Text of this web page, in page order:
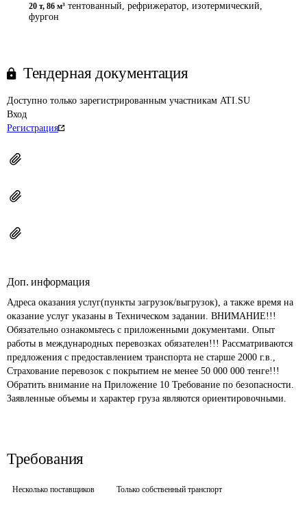
20 т, 86 м³ тентованный, рефрижератор, изотермический,
фургон
Тендерная документация
Доступно только зарегистрированным участникам ATI.SU
Вход
Регистрация
Доп. информация
Адреса оказания услуг(пункты загрузок/выгрузок), а также время на
оказание услуг указаны в Техническом задании. ВНИМАНИЕ!!!
Обязательно ознакомьтесь с приложенными документами. Опыт
работы в международных перевозках обязателен!!! Рассматриваются
предложения с предоставлением транспорта не старше 2000 г.в.,
Страхование перевозок с покрытием не менее 50 000 000 тенге!!!
Обратить внимание на Приложение 10 Требование по безопасности.
Заявленные объемы и характер груза являются ориентировочными.
Требования
Несколько поставщиков Только собственный транспорт